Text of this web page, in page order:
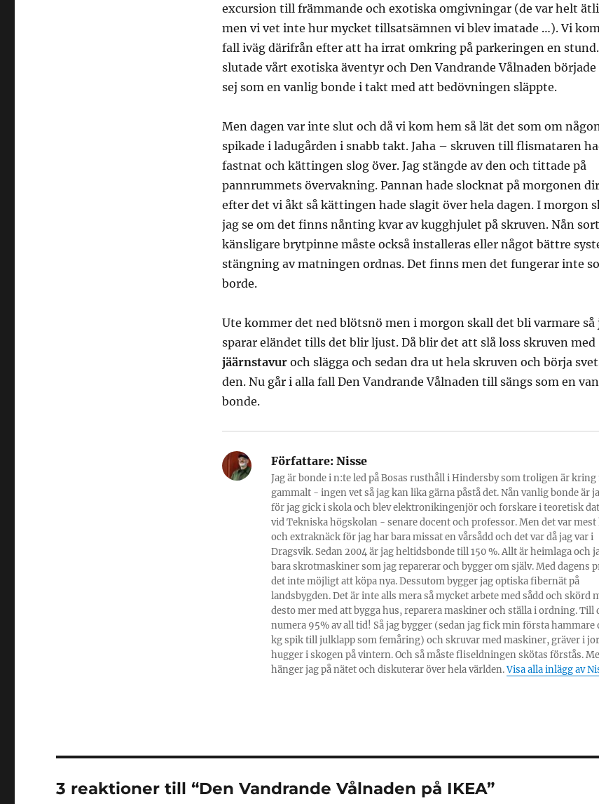
excursion till främmande och exotiska omgivningar (de var helt
men vi vet inte hur mycket tillsatsämnen vi blev imatade …). Vi
fall iväg därifrån efter att ha irrat omkring på parkeringen en stund.
slutade vårt exotiska äventyr och Den Vandrande Vålnaden
sej som en vanlig bonde i takt med att bedövningen släppte.
Men dagen var inte slut och då vi kom hem så lät det som om
spikade i ladugården i snabb takt. Jaha – skruven till flismataren
fastnat och kättingen slog över. Jag stängde av den och tittade på
pannrummets övervakning. Pannan hade slocknat på morgonen
efter det vi åkt så kättingen hade slagit över hela dagen. I morgon
jag se om det finns nånting kvar av kugghjulet på skruven. Nån
känsligare brytpinne måste också installeras eller något bättre
stängning av matningen ordnas. Det finns men det fungerar inte
borde.
Ute kommer det ned blötsnö men i morgon skall det bli varmare så
sparar eländet tills det blir ljust. Då blir det att slå loss skruven med
jäärnstavuroch slägga och sedan dra ut hela skruven och börja
den. Nu går i alla fall Den Vandrande Vålnaden till sängs som en
bonde.
Författare:Nisse
Jag är bonde i n:te led på Bosas rusthåll i Hindersby som troligen är kring
gammalt - ingen vet så jag kan lika gärna påstå det. Nån vanlig bonde är
för jag gick i skola och blev elektronikingenjör och forskare i teoretisk
vid Tekniska högskolan - senare docent och professor. Men det var mest
och extraknäck för jag har bara missat en vårsådd och det var då jag var i
Dragsvik. Sedan 2004 är jag heltidsbonde till 150 %. Allt är heimlaga och
bara skrotmaskiner som jag reparerar och bygger om själv. Med dagens
det inte möjligt att köpa nya. Dessutom bygger jag optiska fibernät på
landsbygden. Det är inte alls mera så mycket arbete med sådd och skörd
desto mer med att bygga hus, reparera maskiner och ställa i ordning. Till
numera 95% av all tid! Så jag bygger (sedan jag fick min första hammare
kg spik till julklapp som femåring) och skruvar med maskiner, gräver i
hugger i skogen på vintern. Och så måste fliseldningen skötas förstås.
hänger jag på nätet och diskuterar över hela världen.Visa alla inlägg av
3 reaktioner till “Den Vandrande Vålnaden på IKEA”